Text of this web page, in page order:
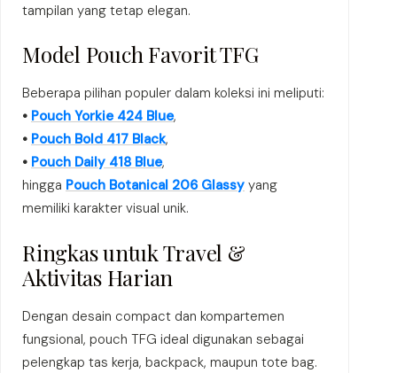
tampilan yang tetap elegan.
Model Pouch Favorit TFG
Beberapa pilihan populer dalam koleksi ini meliputi:
• Pouch Yorkie 424 Blue,
• Pouch Bold 417 Black,
• Pouch Daily 418 Blue,
hingga Pouch Botanical 206 Glassy yang
memiliki karakter visual unik.
Ringkas untuk Travel &
Aktivitas Harian
Dengan desain compact dan kompartemen
fungsional, pouch TFG ideal digunakan sebagai
pelengkap tas kerja, backpack, maupun tote bag.